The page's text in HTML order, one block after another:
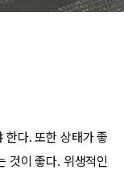
한다. 또한 상태가 좋
것이 좋다. 위생적인